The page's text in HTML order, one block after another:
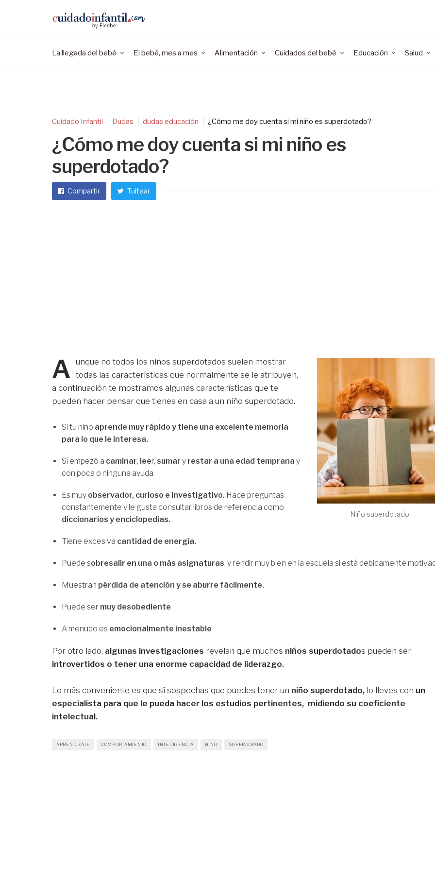
La llegada del bebé El bebé, mes a mes Alimentación Cuidados del bebé Educación Salud
Cuidado Infantil Dudas dudas educación ¿Cómo me doy cuenta si mi niño es superdotado?
¿Cómo me doy cuenta si mi niño es
superdotado?
Compartir Tuitear
Niño superdotado
A
unque no todos los niños superdotados suelen mostrar
todas las características que normalmente se le atribuyen,
a continuación te mostramos algunas características que te
pueden hacer pensar que tienes en casa a un niño superdotado.
Si tu niño aprende muy rápido y tiene una excelente memoria
para lo que le interesa.
Sí empezó a caminar, leer, sumar y restar a una edad temprana y
con poca o ninguna ayuda.
Es muy observador, curioso e investigativo. Hace preguntas
constantemente y le gusta consultar libros de referencia como
diccionarios y enciclopedias.
Tiene excesiva cantidad de energía.
Puede sobresalir en una o más asignaturas, y rendir muy bien en la escuela si está debidamente
Muestran pérdida de atención y se aburre fácilmente.
Puede ser muy desobediente
A menudo es emocionalmente inestable
Por otro lado, algunas investigaciones revelan que muchos niños superdotados pueden ser
introvertidos o tener una enorme capacidad de liderazgo.
Lo más conveniente es que sí sospechas que puedes tener un niño superdotado, lo lleves con un
especialista para que le pueda hacer los estudios pertinentes, midiendo su coeficiente
intelectual.
APRENDIZAJE COMPORTAMIENTO INTELIGENCIA NIÑO SUPERDOTADO